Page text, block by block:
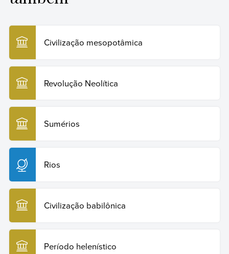
Civilização mesopotâmica
Revolução Neolítica
Sumérios
Rios
Civilização babilônica
Período helenístico